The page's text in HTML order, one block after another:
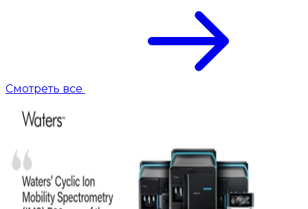
Смотреть все